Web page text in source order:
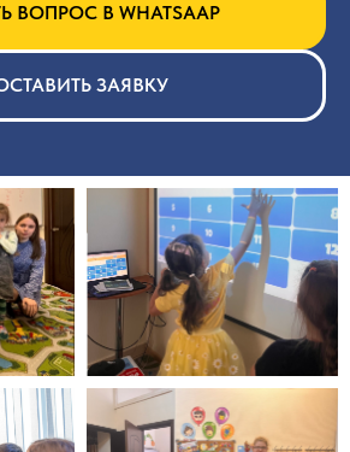
ВОПРОС В WHATSAAP
ЗАЯВКУ